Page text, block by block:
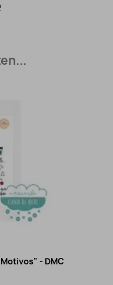
- DMC